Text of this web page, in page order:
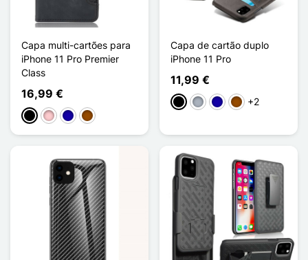
Capa multi-cartões para
iPhone 11 Pro Premier
Class
16,99 €
PretoRosaAzul Escuro
Castanho
Capa de cartão duplo
iPhone 11 Pro
11,99 €
PretoCinzentoAzul Escuro
Castanho
+2